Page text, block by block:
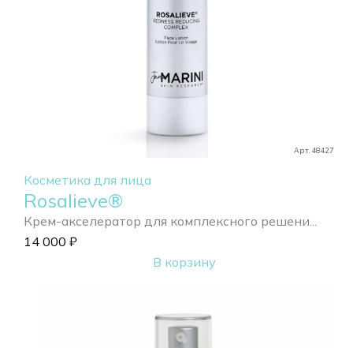
Арт. 48427
Косметика для лица
Rosalieve®
Крем-акселератор для комплексного решени...
14 000 ₽
В корзину